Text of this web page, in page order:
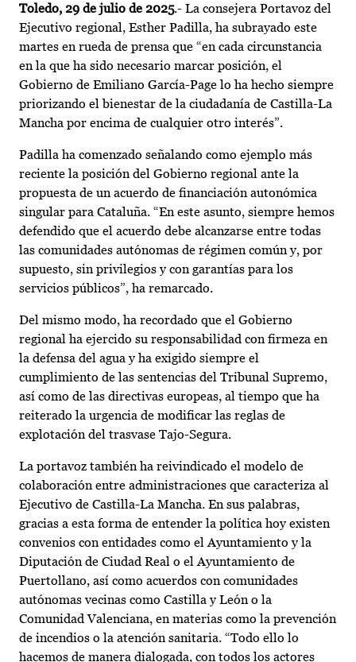
Toledo, 29 de julio de 2025.- La consejera Portavoz del
Ejecutivo regional, Esther Padilla, ha subrayado este
martes en rueda de prensa que “en cada circunstancia
en la que ha sido necesario marcar posición, el
Gobierno de Emiliano García-Page lo ha hecho siempre
priorizando el bienestar de la ciudadanía de Castilla-La
Mancha por encima de cualquier otro interés”.
Padilla ha comenzado señalando como ejemplo más
reciente la posición del Gobierno regional ante la
propuesta de un acuerdo de financiación autonómica
singular para Cataluña. “En este asunto, siempre hemos
defendido que el acuerdo debe alcanzarse entre todas
las comunidades autónomas de régimen común y, por
supuesto, sin privilegios y con garantías para los
servicios públicos”, ha remarcado.
Del mismo modo, ha recordado que el Gobierno
regional ha ejercido su responsabilidad con firmeza en
la defensa del agua y ha exigido siempre el
cumplimiento de las sentencias del Tribunal Supremo,
así como de las directivas europeas, al tiempo que ha
reiterado la urgencia de modificar las reglas de
explotación del trasvase Tajo-Segura.
La portavoz también ha reivindicado el modelo de
colaboración entre administraciones que caracteriza al
Ejecutivo de Castilla-La Mancha. En sus palabras,
gracias a esta forma de entender la política hoy existen
convenios con entidades como el Ayuntamiento y la
Diputación de Ciudad Real o el Ayuntamiento de
Puertollano, así como acuerdos con comunidades
autónomas vecinas como Castilla y León o la
Comunidad Valenciana, en materias como la prevención
de incendios o la atención sanitaria. “Todo ello lo
hacemos de manera dialogada, con todos los actores